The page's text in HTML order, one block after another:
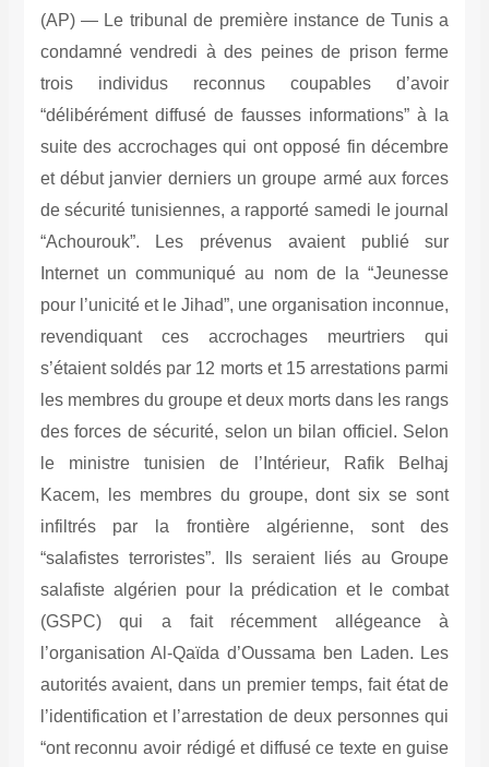
(AP) — Le tribunal de première instance de Tunis a
condamné vendredi à des peines de prison ferme
trois individus reconnus coupables d’avoir
“délibérément diffusé de fausses informations” à la
suite des accrochages qui ont opposé fin décembre
et début janvier derniers un groupe armé aux forces
de sécurité tunisiennes, a rapporté samedi le journal
“Achourouk”. Les prévenus avaient publié sur
Internet un communiqué au nom de la “Jeunesse
pour l’unicité et le Jihad”, une organisation inconnue,
revendiquant ces accrochages meurtriers qui
s’étaient soldés par 12 morts et 15 arrestations parmi
les membres du groupe et deux morts dans les rangs
des forces de sécurité, selon un bilan officiel. Selon
le ministre tunisien de l’Intérieur, Rafik Belhaj
Kacem, les membres du groupe, dont six se sont
infiltrés par la frontière algérienne, sont des
“salafistes terroristes”. Ils seraient liés au Groupe
salafiste algérien pour la prédication et le combat
(GSPC) qui a fait récemment allégeance à
l’organisation Al-Qaïda d’Oussama ben Laden. Les
autorités avaient, dans un premier temps, fait état de
l’identification et l’arrestation de deux personnes qui
“ont reconnu avoir rédigé et diffusé ce texte en guise